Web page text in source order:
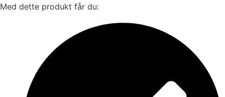
Med dette produkt får du: